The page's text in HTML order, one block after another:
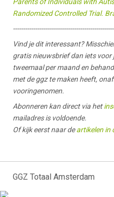
Randomized Controlled Trial.
Vind je dit interessant?
gratis nieuwsbrief dan iets voor
tweemaal per maand en
met de ggz te maken heeft,
vooringenomen.
Abonneren kan direct via het
mailadres is voldoende.
Of kijk eerst naar deartikelen in
GGZ Totaal Amsterdam